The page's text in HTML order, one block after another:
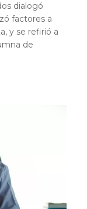
dialogó
factores a
y se refirió a
de